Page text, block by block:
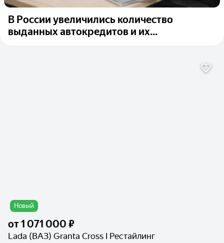
В России увеличились количество
выданных автокредитов и их...
Новый
от1 071 000 ₽
Lada (ВАЗ) Granta Cross I Рестайлинг